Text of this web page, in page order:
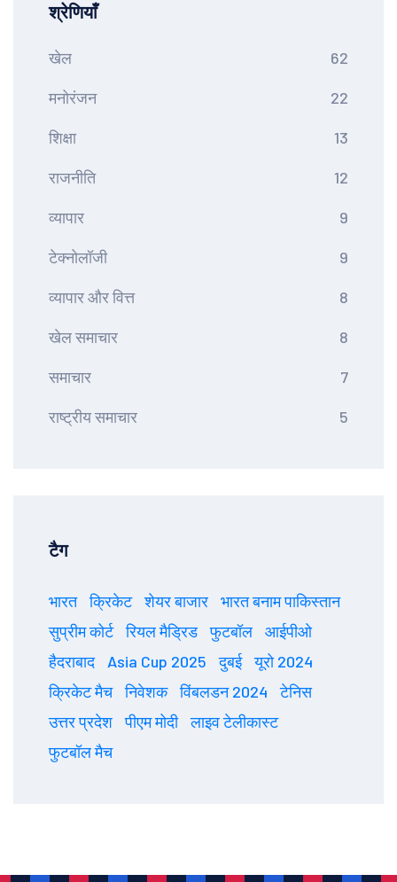
श्रेणियाँ
खेल 62
मनोरंजन 22
शिक्षा 13
राजनीति 12
व्यापार 9
टेक्नोलॉजी 9
व्यापार और वित्त 8
खेल समाचार 8
समाचार 7
राष्ट्रीय समाचार 5
टैग
भारत क्रिकेट शेयर बाजार
भारत बनाम पाकिस्तान
सुप्रीम कोर्ट
रियल मैड्रिड फुटबॉल
आईपीओ
हैदराबाद
Asia Cup 2025 दुबई
यूरो 2024
क्रिकेट मैच
निवेशक विंबलडन 2024
टेनिस
उत्तर प्रदेश
पीएम मोदी
लाइव टेलीकास्ट
फुटबॉल मैच